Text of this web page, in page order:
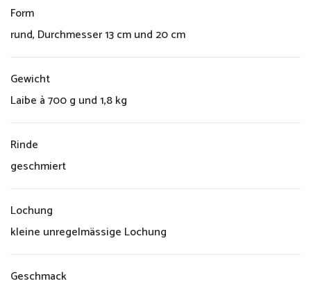
Form
rund, Durchmesser 13 cm und 20 cm
Gewicht
Laibe à 700 g und 1,8 kg
Rinde
geschmiert
Lochung
kleine unregelmässige Lochung
Geschmack